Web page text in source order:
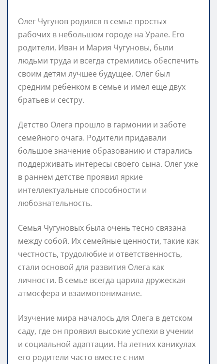
Олег Чугунов родился в семье простых
рабочих в небольшом городе на Урале. Его
родители, Иван и Мария Чугуновы, были
людьми труда и всегда стремились обеспечить
своим детям лучшее будущее. Олег был
средним ребенком в семье и имел еще двух
братьев и сестру.
Детство Олега прошло в гармонии и заботе
семейного очага. Родители придавали
большое значение образованию и старались
поддерживать интересы своего сына. Олег уже
в раннем детстве проявил яркие
интеллектуальные способности и
любознательность.
Семья Чугуновых была очень тесно связана
между собой. Их семейные ценности, такие как
честность, трудолюбие и ответственность,
стали основой для развития Олега как
личности. В семье всегда царила дружеская
атмосфера и взаимопонимание.
Изучение мира началось для Олега в детском
саду, где он проявил высокие успехи в учении
и социальной адаптации. На летних каникулах
его родители часто вместе с ним